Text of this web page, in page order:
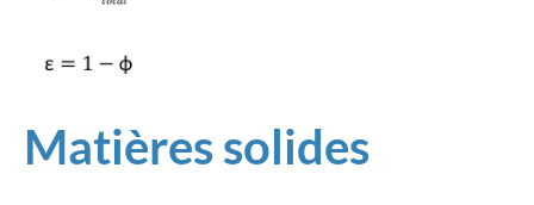
Matières solides